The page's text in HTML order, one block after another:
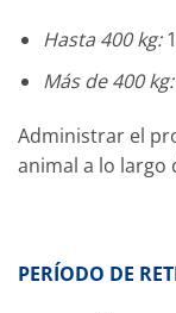
Hasta 400 kg:
Más de 400 kg:
Administrar el
animal a lo largo
PERÍODO DE